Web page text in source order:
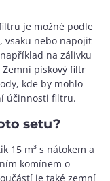
je možné podle
vsaku nebo napojit
na zálivku
pískový filtr
kde by mohlo
účinnosti filtru.
setu?
15 m³ s nátokem a
komínem o
je také zemní